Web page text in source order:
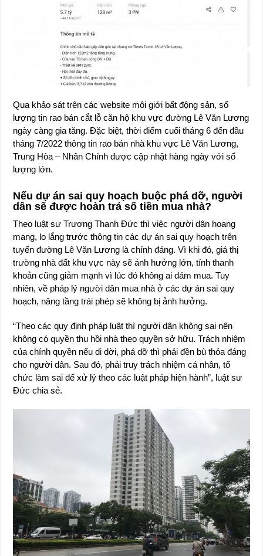
Qua khảo sát trên các website môi giới bất động sản, số
lượng tin rao bán cắt lỗ căn hộ khu vực đường Lê Văn Lương
ngày càng gia tăng. Đặc biệt, thời điểm cuối tháng 6 đến đầu
tháng 7/2022 thông tin rao bán nhà khu vực Lê Văn Lương,
Trung Hòa – Nhân Chính được cập nhật hàng ngày với số
lượng lớn.
Nếu dự án sai quy hoạch buộc phá dỡ, người
dân sẽ được hoàn trả số tiền mua nhà?
Theo luật sư Trương Thanh Đức thì việc người dân hoang
mang, lo lắng trước thông tin các dự án sai quy hoạch trên
tuyến đường Lê Văn Lương là chính đáng. Vì khi đó, giá thị
trường nhà đất khu vực này sẽ ảnh hưởng lớn, tính thanh
khoản cũng giảm mạnh vì lúc đó không ai dám mua. Tuy
nhiên, về pháp lý người dân mua nhà ở các dự án sai quy
hoạch, nâng tầng trái phép sẽ không bị ảnh hưởng.
“Theo các quy định pháp luật thì người dân không sai nên
không có quyền thu hồi nhà theo quyền sở hữu. Trách nhiệm
của chính quyền nếu di dời, phá dỡ thì phải đền bù thỏa đáng
cho người dân. Sau đó, phải truy trách nhiệm cá nhân, tổ
chức làm sai để xử lý theo các luật pháp hiện hành”, luật sư
Đức chia sẻ.